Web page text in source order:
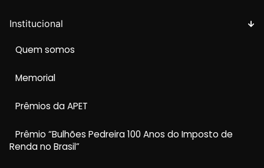
Institucional
Quem somos
Memorial
Prêmios da APET
Prêmio “Bulhões Pedreira 100 Anos do Imposto de
Renda no Brasil”